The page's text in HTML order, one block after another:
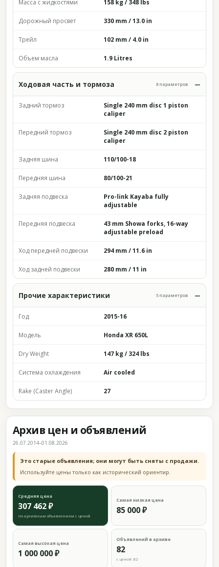
Масса с жидкостями 158 kg / 348 lbs
Дорожный просвет 330 mm / 13.0 in
Трейл 102 mm / 4.0 in
Объем масла 1.9 Litres
Ходовая часть и тормоза 8 параметров
Задний тормоз
Single 240 mm disc 1 piston
caliper
Передний тормоз
Single 240 mm disc 2 piston
caliper
Задняя шина 110/100-18
Передняя шина 80/100-21
Задняя подвеска
Pro-link Kayaba fully
adjustable
Передняя подвеска
43 mm Showa forks, 16-way
adjustable preload
Ход передней подвески 294 mm / 11.6 in
Ход задней подвески 280 mm / 11 in
Прочие характеристики 5 параметров
Год 2015-16
Модель Honda XR 650L
Dry Weight 147 kg / 324 lbs
Система охлаждения Air cooled
Rake (Caster Angle) 27
Архив цен и объявлений
26.07.2014–01.08.2026
Это старые объявления; они могут быть сняты с продажи.
Используйте цены только как исторический ориентир.
Средняя цена
307 462 ₽
по архивным объявлениям с ценой
Самая низкая цена
85 000 ₽
Самая высокая цена
1 000 000 ₽
Объявлений в архиве
82
с ценой: 82